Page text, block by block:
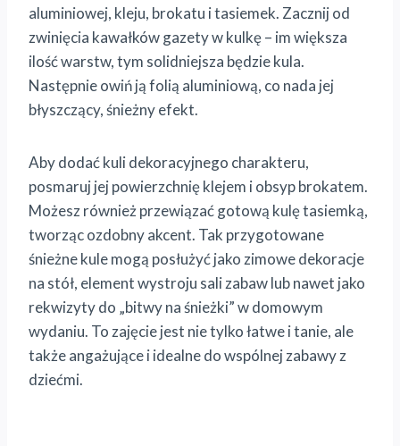
aluminiowej, kleju, brokatu i tasiemek. Zacznij od
zwinięcia kawałków gazety w kulkę – im większa
ilość warstw, tym solidniejsza będzie kula.
Następnie owiń ją folią aluminiową, co nada jej
błyszczący, śnieżny efekt.
Aby dodać kuli dekoracyjnego charakteru,
posmaruj jej powierzchnię klejem i obsyp brokatem.
Możesz również przewiązać gotową kulę tasiemką,
tworząc ozdobny akcent. Tak przygotowane
śnieżne kule mogą posłużyć jako zimowe dekoracje
na stół, element wystroju sali zabaw lub nawet jako
rekwizyty do „bitwy na śnieżki” w domowym
wydaniu. To zajęcie jest nie tylko łatwe i tanie, ale
także angażujące i idealne do wspólnej zabawy z
dziećmi.